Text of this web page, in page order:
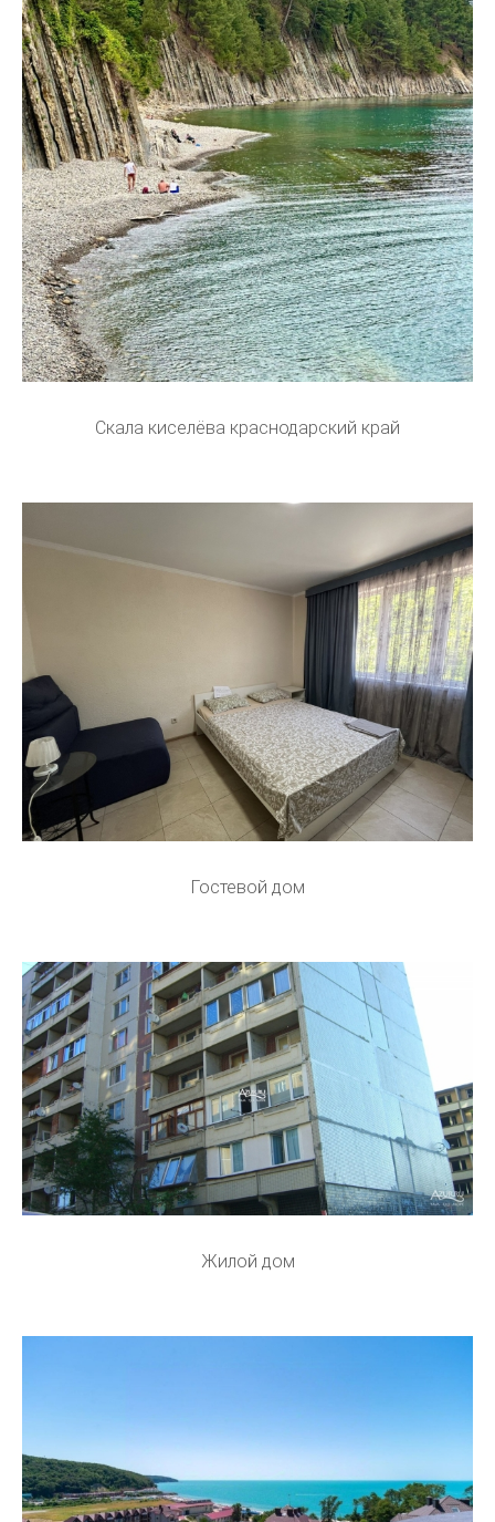
Скала киселёва краснодарский край
Гостевой дом
Жилой дом